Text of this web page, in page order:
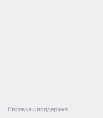
Справка и поддержка